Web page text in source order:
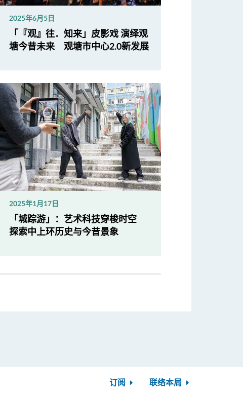
2025年6月5日
「『观』往．知来」皮影戏 演绎观
塘今昔未来 观塘市中心2.0新发展
2025年1月17日
「城踪游」：艺术科技穿梭时空
探索中上环历史与今昔景象
订阅 联络本局